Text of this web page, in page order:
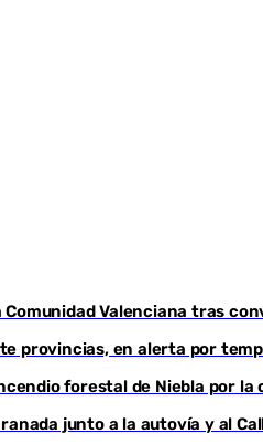
Comunidad Valenciana tras
provincias, en alerta por
forestal de Niebla por
junto a la autovía y al